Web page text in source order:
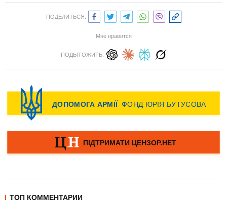
ПОДЕЛИТЬСЯ:
Мне нравится
ПОДЫТОЖИТЬ:
ТОП КОММЕНТАРИИ